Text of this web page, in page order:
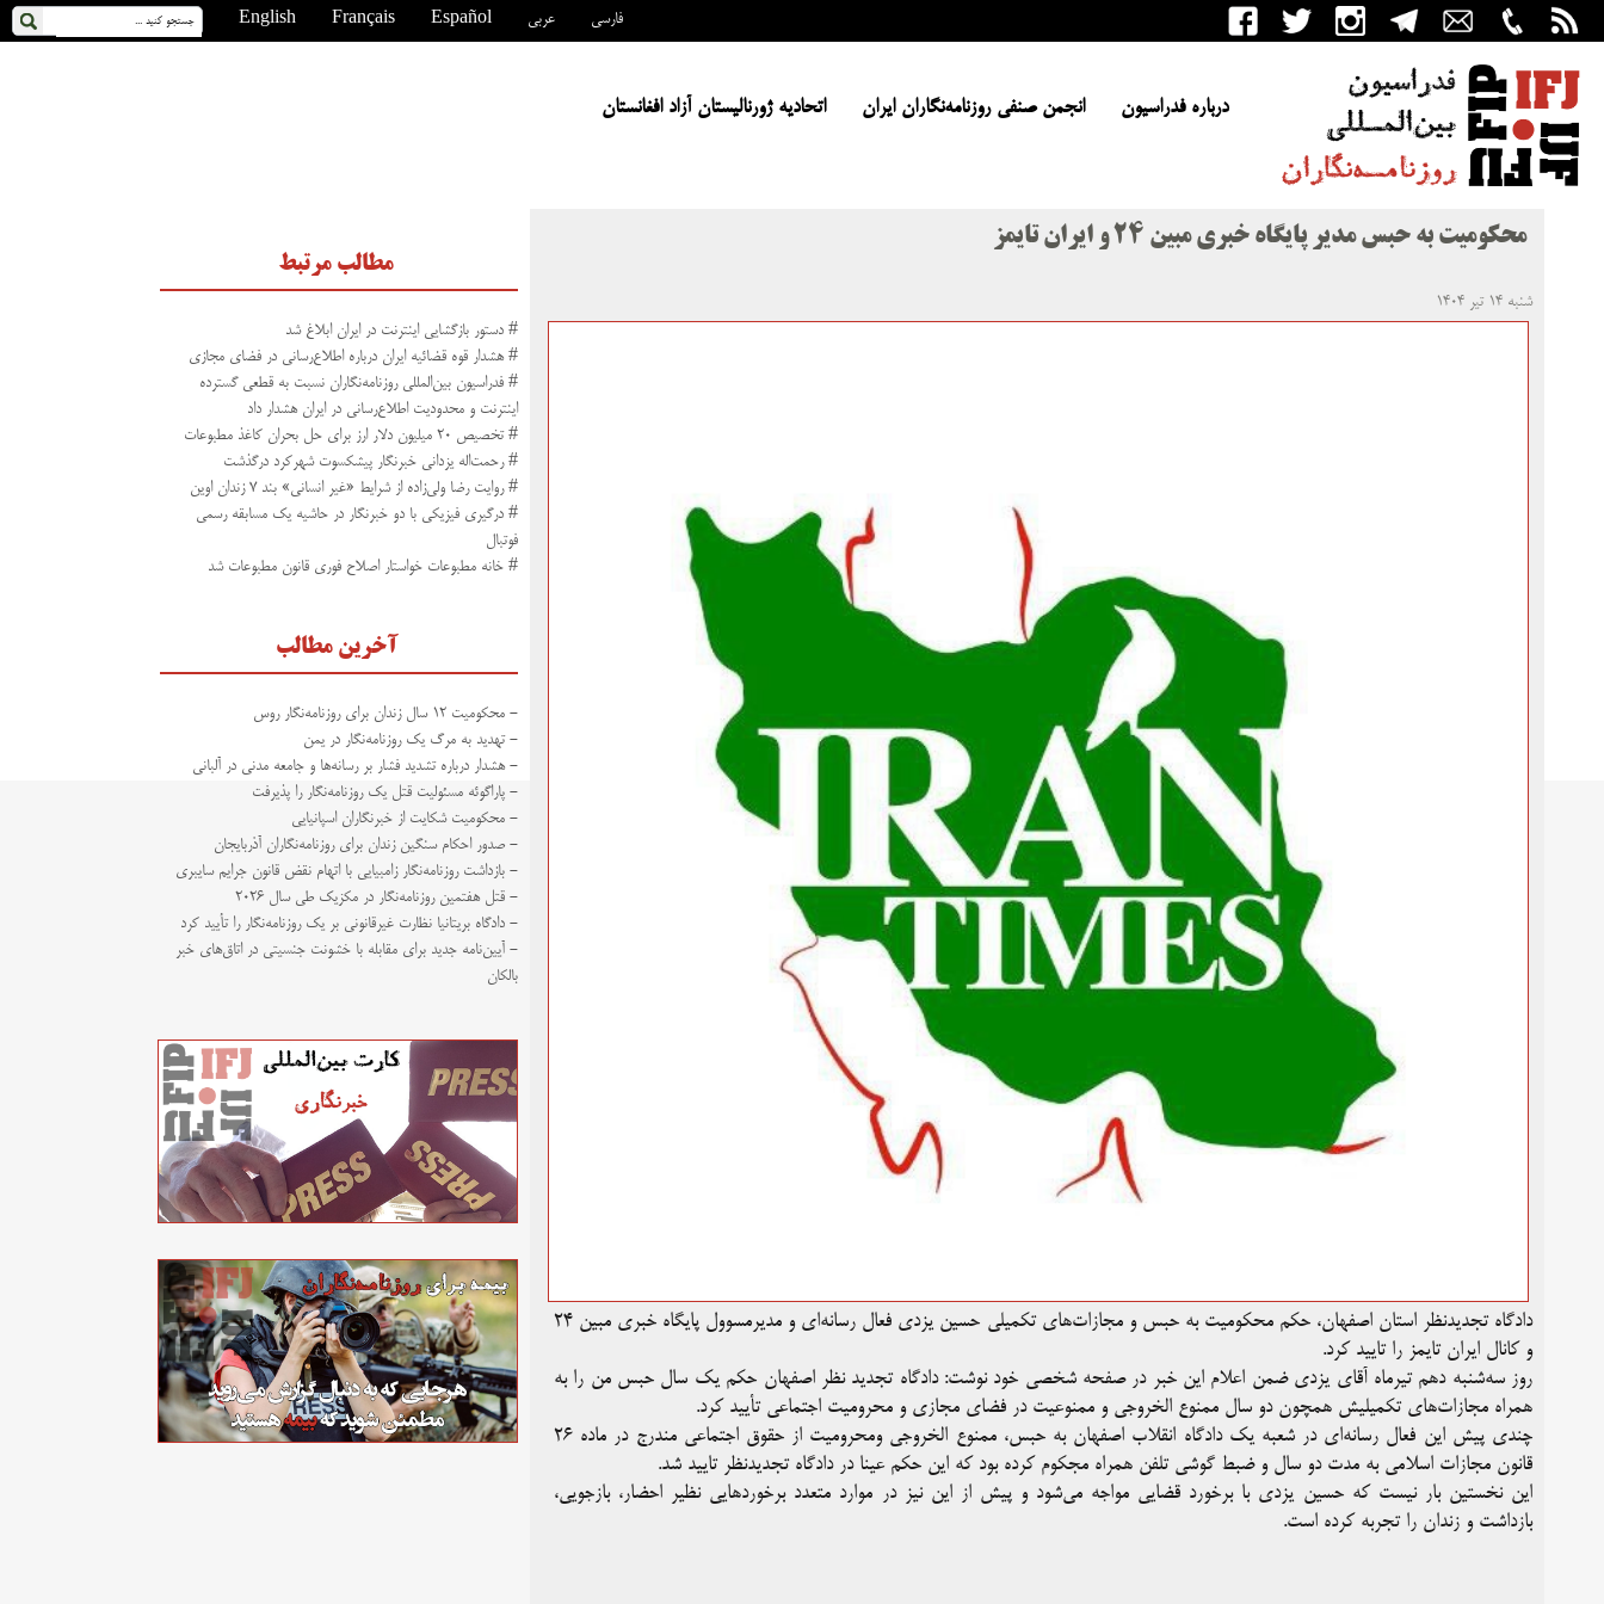
English Français Español عربی فارسی
درباره فدراسیون انجمن صنفی روزنامه‌نگاران ایران اتحادیه ژورنالیستان آزاد افغانستان
محکومیت به حبس مدیر پایگاه خبری مبین ۲۴ و ایران تایمز
شنبه ۱۴ تیر ۱۴۰۴
دادگاه تجدیدنظر استان اصفهان، حکم محکومیت به حبس و مجازات‌های تکمیلی حسین یزدی فعال رسانه‌ای و مدیرمسوول پایگاه خبری مبین ۲۴
و کانال ایران تایمز را تایید کرد.
روز سه‌شنبه دهم تیرماه آقای یزدی ضمن اعلام این خبر در صفحه شخصی خود نوشت: دادگاه تجدید نظر اصفهان حکم یک سال حبس من را به
همراه مجازات‌های تکمیلیش همچون دو سال ممنوع الخروجی و ممنوعیت در فضای مجازی و محرومیت اجتماعی تأیید کرد.
چندی پیش این فعال رسانه‌ای در شعبه یک دادگاه انقلاب اصفهان به حبس، ممنوع الخروجی ومحرومیت از حقوق اجتماعی مندرج در ماده ۲۶
قانون مجازات اسلامی به مدت دو سال و ضبط گوشی تلفن همراه مجکوم کرده بود که این حکم عینا در دادگاه تجدیدنظر تایید شد.
این نخستین بار نیست که حسین یزدی با برخورد قضایی مواجه می‌شود و پیش از این نیز در موارد متعدد برخوردهایی نظیر احضار، بازجویی،
بازداشت و زندان را تجربه کرده است.
مطالب مرتبط
# دستور بازگشایی اینترنت در ایران ابلاغ شد
# هشدار قوه قضائیه ایران درباره اطلاع‌رسانی در فضای مجازی
# فدراسیون بین‌المللی روزنامه‌نگاران نسبت به قطعی گسترده
اینترنت و محدودیت اطلاع‌رسانی در ایران هشدار داد
# تخصیص ۲۰ میلیون دلار ارز برای حل بحران کاغذ مطبوعات
# رحمت‌اله یزدانی خبرنگار پیشکسوت شهرکرد درگذشت
# روایت رضا ولی‌زاده از شرایط «غیر انسانی» بند ۷ زندان اوین
# درگیری فیزیکی با دو خبرنگار در حاشیه یک مسابقه رسمی
فوتبال
# خانه مطبوعات خواستار اصلاح فوری قانون مطبوعات شد
آخرین مطالب
- محکومیت ۱۲ سال زندان برای روزنامه‌نگار روس
- تهدید به مرگ یک روزنامه‌نگار در یمن
- هشدار درباره تشدید فشار بر رسانه‌ها و جامعه مدنی در آلبانی
- پاراگوئه مسئولیت قتل یک روزنامه‌نگار را پذیرفت
- محکومیت شکایت از خبرنگاران اسپانیایی
- صدور احکام سنگین زندان برای روزنامه‌نگاران آذربایجان
- بازداشت روزنامه‌نگار زامبیایی با اتهام نقض قانون جرایم سایبری
- قتل هفتمین روزنامه‌نگار در مکزیک طی سال ۲۰۲۶
- دادگاه بریتانیا نظارت غیرقانونی بر یک روزنامه‌نگار را تأیید کرد
- آیین‌نامه جدید برای مقابله با خشونت جنسیتی در اتاق‌های خبر
بالکان